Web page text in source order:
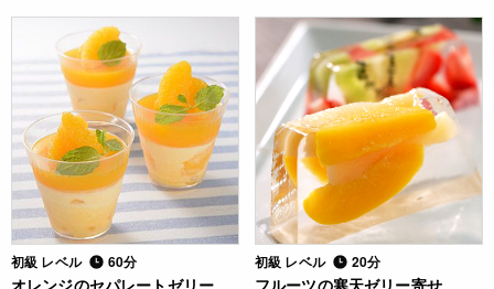
初級 レベル 60分 初級 レベル 20分